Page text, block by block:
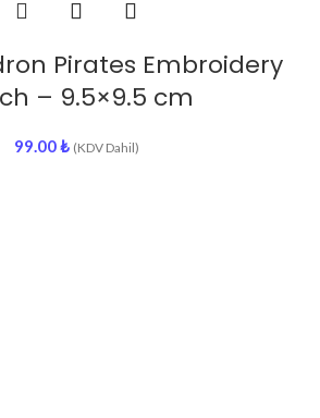
Pirates Embroidery
– 9.5×9.5 cm
99.00₺ (KDV Dahil)